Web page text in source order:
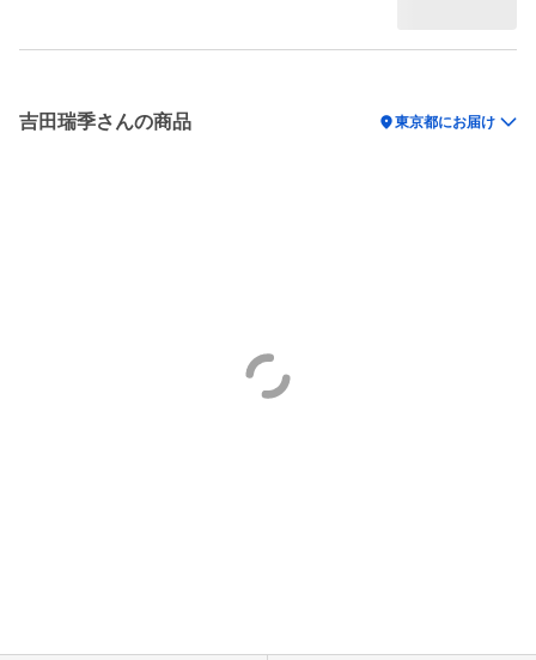
吉田瑞季さんの商品 location_on東京都にお届け